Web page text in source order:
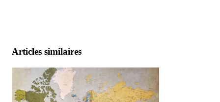
Articles similaires